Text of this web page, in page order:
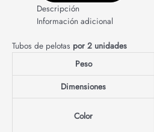
Descripción
Información adicional
Tubos de pelotas por 2 unidades
Peso
Dimensiones
Color